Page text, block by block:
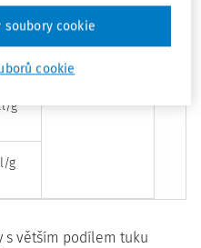
1 kcal = 4,1868 kJ
g
g
g
s větším podílem tuku
cookie
soubory cookie